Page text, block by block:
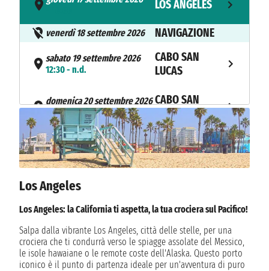
LOS ANGELES
venerdì 18 settembre 2026 NAVIGAZIONE
sabato 19 settembre 2026
12:30 - n.d.
CABO SAN
LUCAS
domenica 20 settembre 2026
n.d. - 13:00
CABO SAN
LUCAS
lunedì 21 settembre 2026 NAVIGAZIONE
martedì 22 settembre 2026
07:00
LOS ANGELES
Los Angeles
Los Angeles: la California ti aspetta, la tua crociera sul Pacifico!
Salpa dalla vibrante Los Angeles, città delle stelle, per una
crociera che ti condurrà verso le spiagge assolate del Messico,
le isole hawaiane o le remote coste dell'Alaska. Questo porto
iconico è il punto di partenza ideale per un'avventura di puro